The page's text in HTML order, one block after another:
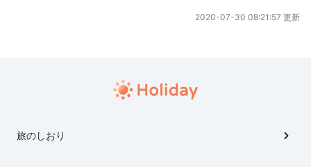
カ|https://haveagood.holiday/articles/1328]
[keyword_link:エキスポシティ 駐車
2020-07-30 08:21:57 更新
旅のしおり